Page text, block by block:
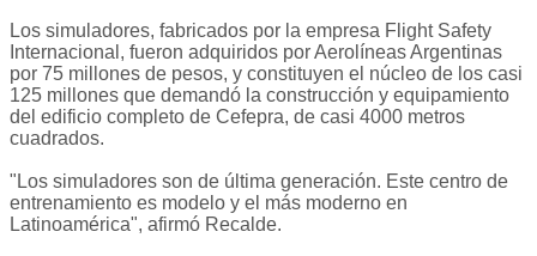
Los simuladores, fabricados por la empresa Flight Safety
Internacional, fueron adquiridos por Aerolíneas Argentinas
por 75 millones de pesos, y constituyen el núcleo de los casi
125 millones que demandó la construcción y equipamiento
del edificio completo de Cefepra, de casi 4000 metros
cuadrados.
"Los simuladores son de última generación. Este centro de
entrenamiento es modelo y el más moderno en
Latinoamérica", afirmó Recalde.